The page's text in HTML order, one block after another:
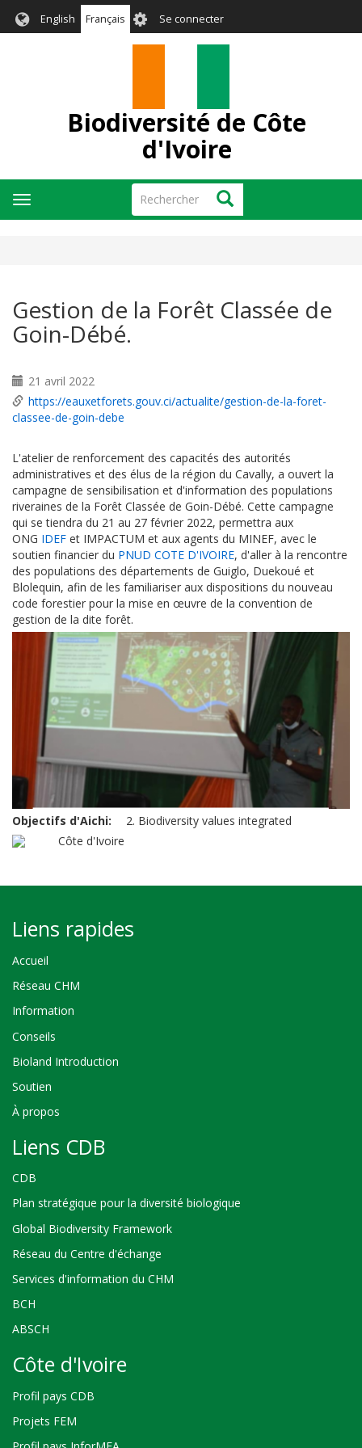
English Français User
account
Se connecter
Biodiversité de Côte
d'Ivoire
Rechercher Rechercher
Toggle
navigation
Gestion de la Forêt Classée de
Goin-Débé.
21 avril 2022
https://eauxetforets.gouv.ci/actualite/gestion-de-la-foret-
classee-de-goin-debe
L'atelier de renforcement des capacités des autorités
administratives et des élus de la région du Cavally, a ouvert la
campagne de sensibilisation et d'information des populations
riveraines de la Forêt Classée de Goin-Débé. Cette campagne
qui se tiendra du 21 au 27 février 2022, permettra aux
ONG IDEF et IMPACTUM et aux agents du MINEF, avec le
soutien financier du PNUD COTE D'IVOIRE, d'aller à la rencontre
des populations des départements de Guiglo, Duekoué et
Blolequin, afin de les familiariser aux dispositions du nouveau
code forestier pour la mise en œuvre de la convention de
gestion de la dite forêt.
Objectifs d'Aichi
2. Biodiversity values integrated
Côte d'Ivoire
Liens rapides
Accueil
Réseau CHM
Information
Conseils
Bioland Introduction
Soutien
À propos
Liens CDB
CDB
Plan stratégique pour la diversité biologique
Global Biodiversity Framework
Réseau du Centre d'échange
Services d'information du CHM
BCH
ABSCH
Côte d'Ivoire
Profil pays CDB
Projets FEM